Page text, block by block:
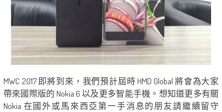
MWC 2017 即將到來，我們預計屆時 HMD Global 將會為大家
帶來國際版的 Nokia 6 以及更多智能手機。想知道更多有關
Nokia 在國外或馬來西亞第一手消息的朋友請繼續留守